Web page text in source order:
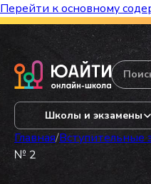
Перейти к основному
Бесплатный
Школы и экзамены
Главная/Вступительные
№ 2